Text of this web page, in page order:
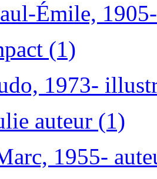
Émile,
(1)
1973-
auteur (1)
1955-